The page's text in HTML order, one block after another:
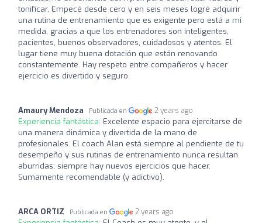
tonificar. Empecé desde cero y en seis meses logré adquirir
una rutina de entrenamiento que es exigente pero está a mi
medida, gracias a que los entrenadores son inteligentes,
pacientes, buenos observadores, cuidadosos y atentos. El
lugar tiene muy buena dotación que están renovando
constantemente. Hay respeto entre compañeros y hacer
ejercicio es divertido y seguro.
Amaury Mendoza Publicada en 2 years ago
Experiencia fantástica: Excelente espacio para ejercitarse de
una manera dinámica y divertida de la mano de
profesionales. El coach Alan está siempre al pendiente de tu
desempeño y sus rutinas de entrenamiento nunca resultan
aburridas; siempre hay nuevos ejercicios que hacer.
Sumamente recomendable (y adictivo).
ARCA ORTIZ Publicada en 2 years ago